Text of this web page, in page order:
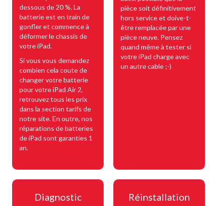
dessous de 20 %. La
batterie est en train de
gonfler et commence à
déformer le chassis de
votre iPad.
Si vous vous demandez
combien cela coute de
changer votre batterie
pour votre iPad Air 2,
retrouvez tous les prix
dans la section tarifs de
notre site. En outre, nos
réparations de batteries
de iPad sont garanties 1
an.
pièce soit définitivement
hors service et doive-t-
être remplacée par une
pièce neuve. Pensez
quand même à tester si
votre iPad charge avec
un autre cable ;-)
Diagnostic Réinstallation